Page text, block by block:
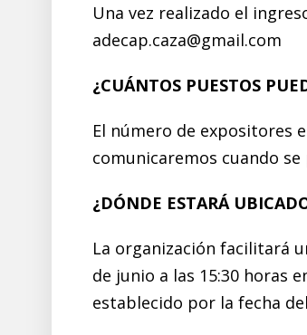
Una vez realizado el
adecap.caza@gmail.com
¿CUÁNTOS PUESTOS
El número de expositores
comunicaremos cuando
¿DÓNDE ESTARÁ
La organización facilitará
de junio a las 15:30 horas
establecido por la fecha